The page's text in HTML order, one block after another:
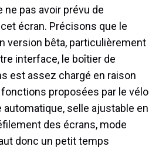
ne pas avoir prévu de
écran. Précisons que le
version bêta, particulièrement
interface, le boîtier de
est assez chargé en raison
proposées par le vélo
selle ajustable en
des écrans, mode
donc un petit temps